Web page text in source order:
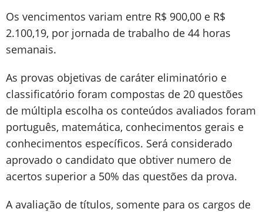
Os vencimentos variam entre R$ 900,00 e R$
2.100,19, por jornada de trabalho de 44 horas
semanais.
As provas objetivas de caráter eliminatório e
classificatório foram compostas de 20 questões
de múltipla escolha os conteúdos avaliados foram
português, matemática, conhecimentos gerais e
conhecimentos específicos. Será considerado
aprovado o candidato que obtiver numero de
acertos superior a 50% das questões da prova.
A avaliação de títulos, somente para os cargos de